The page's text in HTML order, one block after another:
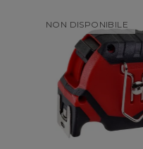
NON DISPONIBILE